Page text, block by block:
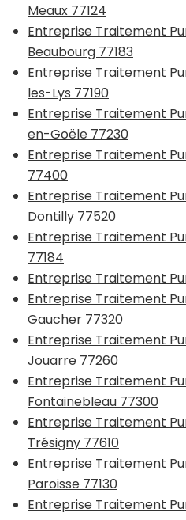
Meaux 77124
Entreprise Traitement
Beaubourg 77183
Entreprise Traitement
les-Lys 77190
Entreprise Traitement
en-Goële 77230
Entreprise Traitement
77400
Entreprise Traitement
Dontilly 77520
Entreprise Traitement
77184
Entreprise Traitement
Entreprise Traitement
Gaucher 77320
Entreprise Traitement
Jouarre 77260
Entreprise Traitement
Fontainebleau 77300
Entreprise Traitement
Trésigny 77610
Entreprise Traitement
Paroisse 77130
Entreprise Traitement